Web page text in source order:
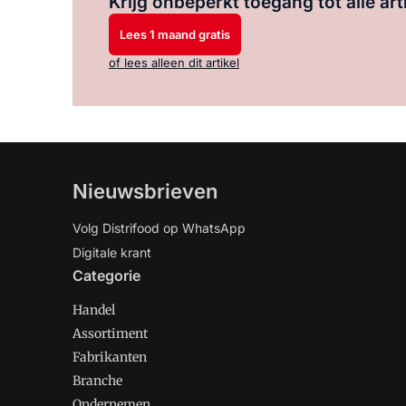
Lees 1 maand gratis
of lees alleen dit artikel
Nieuwsbrieven
Volg Distrifood op WhatsApp
Digitale krant
Categorie
Handel
Assortiment
Fabrikanten
Branche